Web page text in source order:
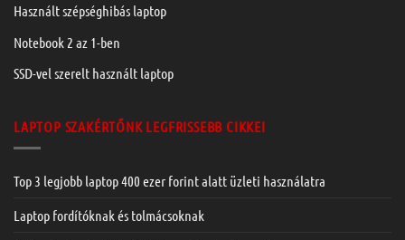
Használt szépséghibás laptop
Notebook 2 az 1-ben
SSD-vel szerelt használt laptop
LAPTOP SZAKÉRTŐNK LEGFRISSEBB CIKKEI
Top 3 legjobb laptop 400 ezer forint alatt üzleti használatra
Laptop fordítóknak és tolmácsoknak